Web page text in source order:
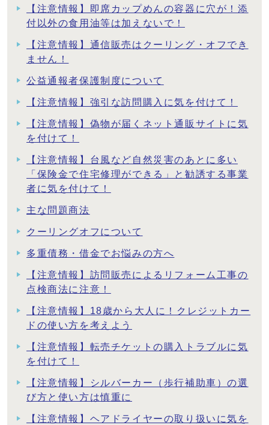
【注意情報】即席カップめんの容器に穴が！添
付以外の食用油等は加えないで！
【注意情報】通信販売はクーリング・オフでき
ません！
公益通報者保護制度について
【注意情報】強引な訪問購入に気を付けて！
【注意情報】偽物が届くネット通販サイトに気
を付けて！
【注意情報】台風など自然災害のあとに多い
「保険金で住宅修理ができる」と勧誘する事業
者に気を付けて！
主な問題商法
クーリングオフについて
多重債務・借金でお悩みの方へ
【注意情報】訪問販売によるリフォーム工事の
点検商法に注意！
【注意情報】18歳から大人に！クレジットカー
ドの使い方を考えよう
【注意情報】転売チケットの購入トラブルに気
を付けて！
【注意情報】シルバーカー（歩行補助車）の選
び方と使い方は慎重に
【注意情報】ヘアドライヤーの取り扱いに気を